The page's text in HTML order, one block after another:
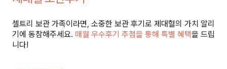
셀트리 보관 가족이라면, 소중한 보관 후기로 제대혈의 가치 알리
기에 동참해주세요. 매월 우수후기 추첨을 통해 특별 혜택을 드립
니다!